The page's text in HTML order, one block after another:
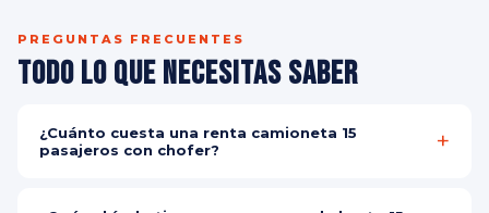
PREGUNTAS FRECUENTES
Todo lo que Necesitas Saber
¿Cuánto cuesta una renta camioneta 15
pasajeros con chofer?
Contáctanos por WhatsApp para tu cotización personalizada y